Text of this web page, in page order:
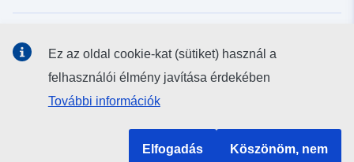
Uniós intézmények és szervek
Ez az oldal cookie-kat (sütiket) használ a
felhasználói élmény javítása érdekében
További információk
Elfogadás Köszönöm, nem